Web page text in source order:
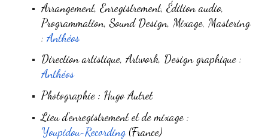
Arrangement, Enregistrement, Édition audio,
Programmation, Sound Design, Mixage, Mastering
:Anthéos
Direction artistique, Artwork, Design graphique :
Anthéos
Photographie : Hugo Autret
Lieu d’enregistrement et de mixage :
Youpidou~Recording(France)